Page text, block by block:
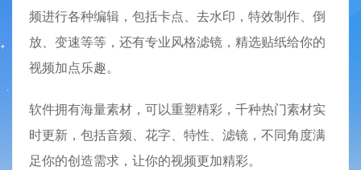
频进行各种编辑，包括卡点、去水印，特效制作、倒
放、变速等等，还有专业风格滤镜，精选贴纸给你的
视频加点乐趣。
软件拥有海量素材，可以重塑精彩，千种热门素材实
时更新，包括音频、花字、特性、滤镜，不同角度满
足你的创造需求，让你的视频更加精彩。